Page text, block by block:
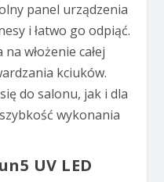
panel urządzenia
i łatwo go odpiąć.
włożenie całej
kciuków.
do salonu, jak i dla
wykonania
UV LED